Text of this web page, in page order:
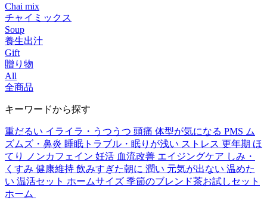
Chai mix
チャイミックス
Soup
養生出汁
Gift
贈り物
All
全商品
キーワードから探す
重だるい イライラ・うつうつ 頭痛 体型が気になる PMS ム
ズムズ・鼻炎 睡眠トラブル・眠りが浅い ストレス 更年期 ほ
てり
ノンカフェイン 妊活 血流改善 エイジングケア しみ・
くすみ 健康維持 飲みすぎた朝に 潤い 元気が出ない 温めた
い 温活セット ホームサイズ 季節のブレンド茶お試しセット
ホーム